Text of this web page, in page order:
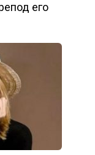
его